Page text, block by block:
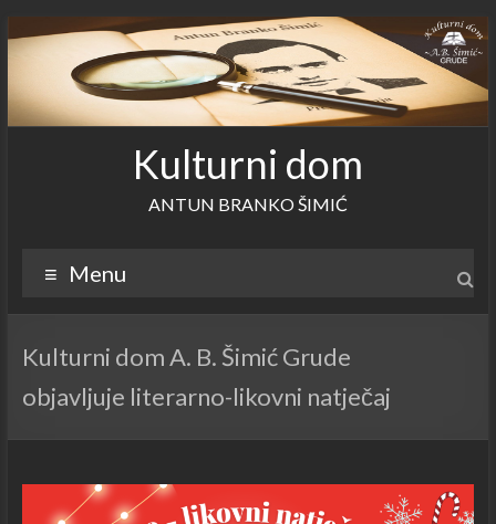
to
Kulturni dom
ANTUN BRANKO ŠIMIĆ
Menu
Kulturni dom A. B. Šimić Grude
objavljuje literarno-likovni natječaj